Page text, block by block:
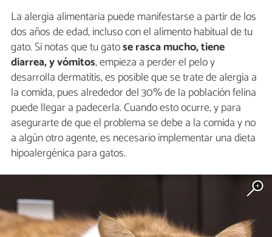
La alergia alimentaria puede manifestarse a partir de los
dos años de edad, incluso con el alimento habitual de tu
gato. Si notas que tu gatose rasca mucho, tiene
diarrea, y vómitos, empieza a perder el pelo y
desarrolla dermatitis, es posible que se trate de alergia a
la comida, pues alrededor del 30% de la población felina
puede llegar a padecerla. Cuando esto ocurre, y para
asegurarte de que el problema se debe a la comida y no
a algún otro agente, es necesario implementar una dieta
hipoalergénica para gatos.